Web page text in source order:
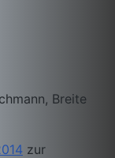
Breite
zur